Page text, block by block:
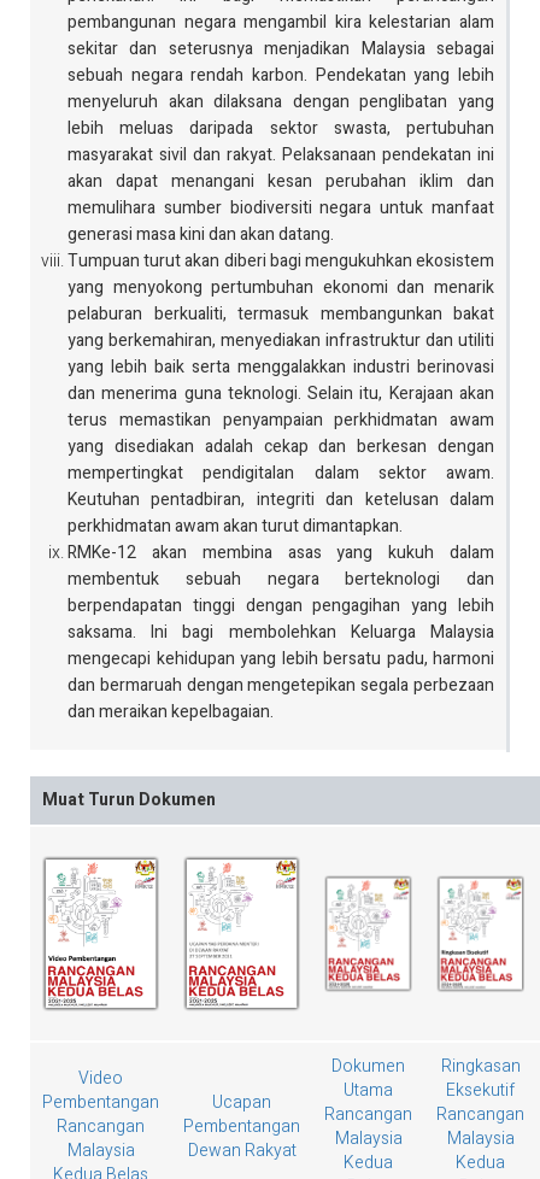
pembangunan negara mengambil kira kelestarian alam
sekitar dan seterusnya menjadikan Malaysia sebagai
sebuah negara rendah karbon. Pendekatan yang lebih
menyeluruh akan dilaksana dengan penglibatan yang
lebih meluas daripada sektor swasta, pertubuhan
masyarakat sivil dan rakyat. Pelaksanaan pendekatan ini
akan dapat menangani kesan perubahan iklim dan
memulihara sumber biodiversiti negara untuk manfaat
generasi masa kini dan akan datang.
Tumpuan turut akan diberi bagi mengukuhkan ekosistem
yang menyokong pertumbuhan ekonomi dan menarik
pelaburan berkualiti, termasuk membangunkan bakat
yang berkemahiran, menyediakan infrastruktur dan utiliti
yang lebih baik serta menggalakkan industri berinovasi
dan menerima guna teknologi. Selain itu, Kerajaan akan
terus memastikan penyampaian perkhidmatan awam
yang disediakan adalah cekap dan berkesan dengan
mempertingkat pendigitalan dalam sektor awam.
Keutuhan pentadbiran, integriti dan ketelusan dalam
perkhidmatan awam akan turut dimantapkan.
RMKe-12 akan membina asas yang kukuh dalam
membentuk sebuah negara berteknologi dan
berpendapatan tinggi dengan pengagihan yang lebih
saksama. Ini bagi membolehkan Keluarga Malaysia
mengecapi kehidupan yang lebih bersatu padu, harmoni
dan bermaruah dengan mengetepikan segala perbezaan
dan meraikan kepelbagaian.
Muat Turun Dokumen
Video
Pembentangan
Rancangan
Malaysia
Ucapan
Pembentangan
Dewan Rakyat
Dokumen
Utama
Rancangan
Malaysia
Kedua
Ringkasan
Eksekutif
Rancangan
Malaysia
Kedua